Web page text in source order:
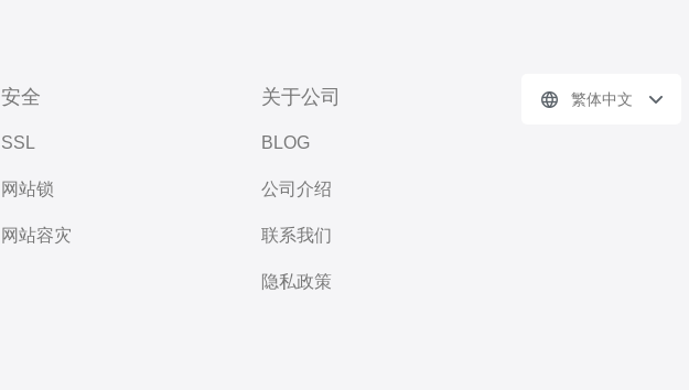
安全
SSL
网站锁
网站容灾
关于公司
BLOG
公司介绍
联系我们
隐私政策
繁体中文